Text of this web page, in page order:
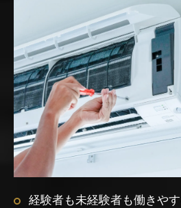
経験者も未経験者も働きや